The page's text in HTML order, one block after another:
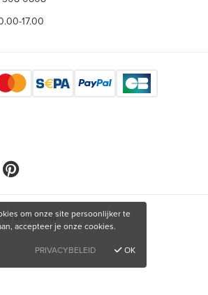
17.00
om onze site persoonlijker te
accepteer je onze cookies.
PRIVACYBELEID
OK